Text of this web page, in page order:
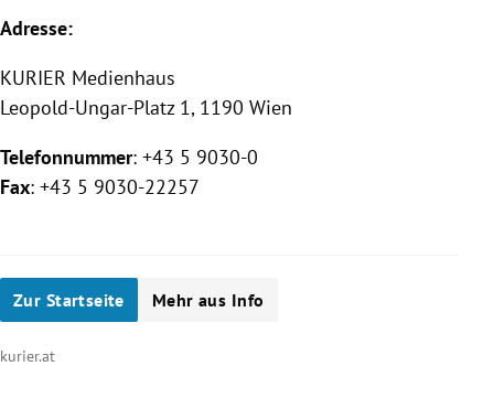
Adresse:
KURIER Medienhaus
Leopold-Ungar-Platz 1, 1190 Wien
Telefonnummer: +43 5 9030-0
Fax: +43 5 9030-22257
Zur Startseite Mehr aus Info
kurier.at